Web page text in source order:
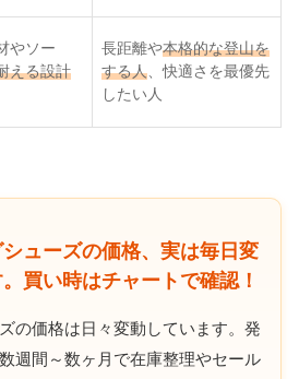
やソー
える設計
長距離や本格的な登山を
する人 、快適さを最優先
したい人
シューズの価格、実は毎日変
買い時はチャートで確認！
の価格は日々変動しています。発
週間～数ヶ月で在庫整理やセール